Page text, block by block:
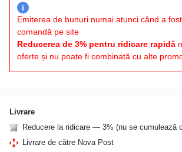
i
Emiterea de bunuri numai atunci când a
comandă pe site
Reducerea de 3% pentru ridicare rapidă
oferte și nu poate fi combinată cu alte
Livrare
Reducere la ridicare — 3% (nu se cumulează
Livrare de către Nova Post